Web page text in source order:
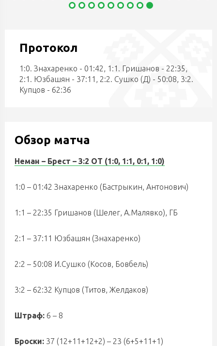
Протокол
1:0. Знахаренко - 01:42, 1:1. Гришанов - 22:35,
2:1. Юзбашян - 37:11, 2:2. Сушко (Д) - 50:08, 3:2.
Купцов - 62:36
Обзор матча
Неман – Брест – 3:2 ОТ (1:0, 1:1, 0:1, 1:0)
1:0 – 01:42 Знахаренко (Бастрыкин, Антонович)
1:1 – 22:35 Гришанов (Шелег, А.Малявко), ГБ
2:1 – 37:11 Юзбашян (Знахаренко)
2:2 – 50:08 И.Сушко (Косов, Бовбель)
3:2 – 62:32 Купцов (Титов, Желдаков)
Штраф: 6 – 8
Броски: 37 (12+11+12+2) – 23 (6+5+11+1)